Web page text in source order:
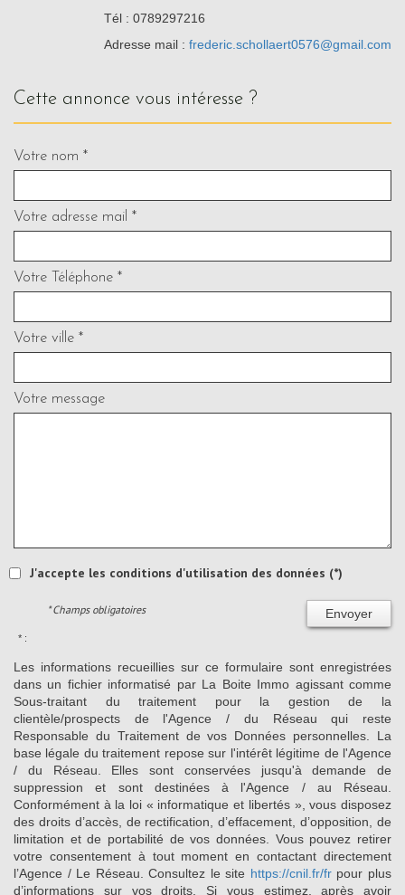
Tél : 0789297216
Adresse mail : frederic.schollaert0576@gmail.com
cette annonce vous intéresse ?
Votre nom *
Votre adresse mail *
Votre Téléphone *
Votre ville *
Votre message
J'accepte les conditions d'utilisation des données (*)
Envoyer
* Champs obligatoires
* :
Les informations recueillies sur ce formulaire sont enregistrées
dans un fichier informatisé par La Boite Immo agissant comme
Sous-traitant du traitement pour la gestion de la
clientèle/prospects de l'Agence / du Réseau qui reste
Responsable du Traitement de vos Données personnelles. La
base légale du traitement repose sur l'intérêt légitime de l'Agence
/ du Réseau. Elles sont conservées jusqu'à demande de
suppression et sont destinées à l'Agence / au Réseau.
Conformément à la loi « informatique et libertés », vous disposez
des droits d’accès, de rectification, d’effacement, d’opposition, de
limitation et de portabilité de vos données. Vous pouvez retirer
votre consentement à tout moment en contactant directement
l’Agence / Le Réseau. Consultez le site https://cnil.fr/frpour plus
d’informations sur vos droits. Si vous estimez, après avoir